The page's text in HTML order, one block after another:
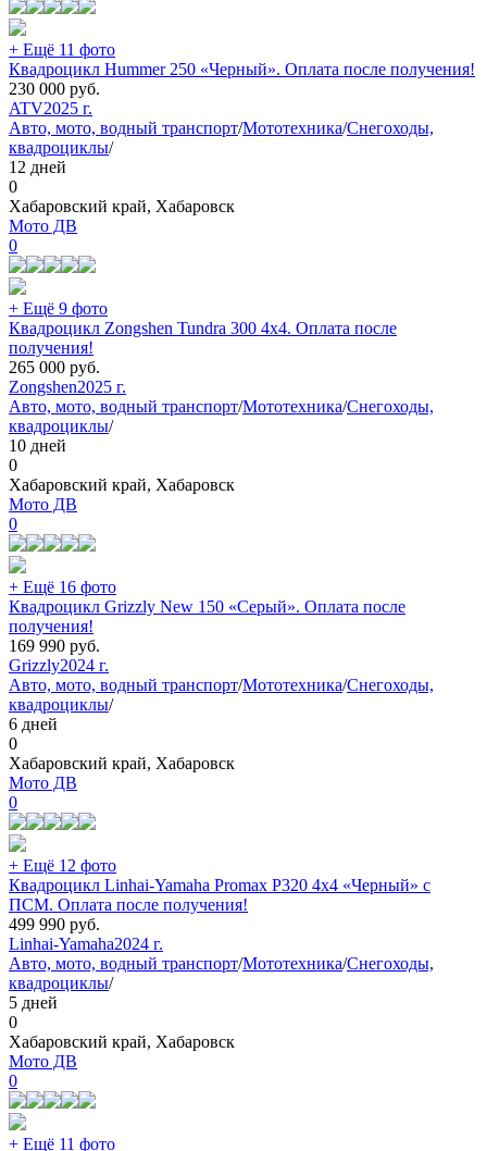
+ Ещё 11 фото
Квадроцикл Hummer 250 «Черный». Оплата после получения!
230 000 руб.
ATV2025 г.
Авто, мото, водный транспорт/Мототехника/Снегоходы,
квадроциклы/
12 дней
0
Хабаровский край, Хабаровск
Мото ДВ
0
+ Ещё 9 фото
Квадроцикл Zongshen Tundra 300 4х4. Оплата после
получения!
265 000 руб.
Zongshen2025 г.
Авто, мото, водный транспорт/Мототехника/Снегоходы,
квадроциклы/
10 дней
0
Хабаровский край, Хабаровск
Мото ДВ
0
+ Ещё 16 фото
Квадроцикл Grizzly New 150 «Серый». Оплата после
получения!
169 990 руб.
Grizzly2024 г.
Авто, мото, водный транспорт/Мототехника/Снегоходы,
квадроциклы/
6 дней
0
Хабаровский край, Хабаровск
Мото ДВ
0
+ Ещё 12 фото
Квадроцикл Linhai-Yamaha Promax P320 4х4 «Черный» с
ПСМ. Оплата после получения!
499 990 руб.
Linhai-Yamaha2024 г.
Авто, мото, водный транспорт/Мототехника/Снегоходы,
квадроциклы/
5 дней
0
Хабаровский край, Хабаровск
Мото ДВ
0
+ Ещё 11 фото